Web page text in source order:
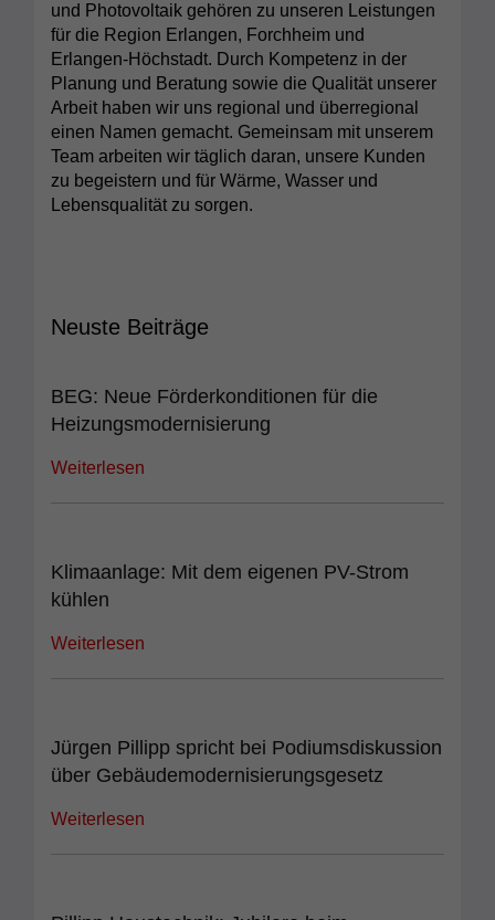
und Photovoltaik gehören zu unseren Leistungen
für die Region Erlangen, Forchheim und
Erlangen-Höchstadt. Durch Kompetenz in der
Planung und Beratung sowie die Qualität unserer
Arbeit haben wir uns regional und überregional
einen Namen gemacht. Gemeinsam mit unserem
Team arbeiten wir täglich daran, unsere Kunden
zu begeistern und für Wärme, Wasser und
Lebensqualität zu sorgen.
Neuste Beiträge
BEG: Neue Förderkonditionen für die
Heizungsmodernisierung
Weiterlesen
Klimaanlage: Mit dem eigenen PV-Strom
kühlen
Weiterlesen
Jürgen Pillipp spricht bei Podiumsdiskussion
über Gebäudemodernisierungsgesetz
Weiterlesen